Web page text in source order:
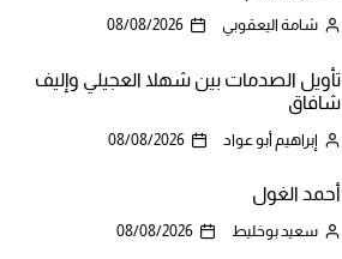
شامة اليعقوبي 08/08/2026
تأويل الصدمات بين شهلا العجيلي وإليف
شافاق
إبراهيم أبو عواد 08/08/2026
أحمد الغول
سعيد بوخليط 08/08/2026